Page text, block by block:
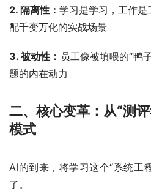
2. 隔离性： 学习是学习，工作
配千变万化的实战场景
3. 被动性： 员工像被填喂的“鸭
题的内在动力
二、核心变革：从“测
模式
AI的到来，将学习这个“系统工
了。